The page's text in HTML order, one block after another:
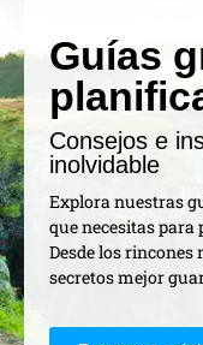
Guías
Consejos e
inolvidable
Explora nuestras
que necesitas
Desde los
secretos mejor